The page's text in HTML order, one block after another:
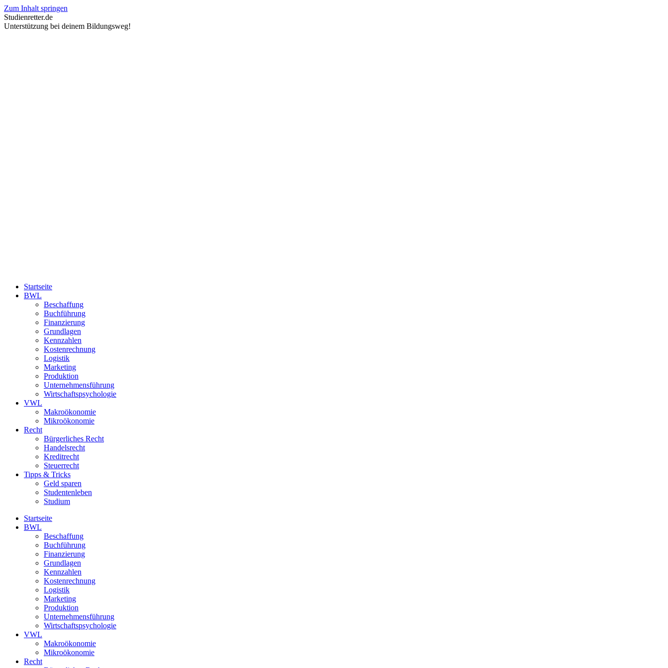
Zum Inhalt springen
Studienretter.de
Unterstützung bei deinem Bildungsweg!
Startseite
BWL
Beschaffung
Buchführung
Finanzierung
Grundlagen
Kennzahlen
Kostenrechnung
Logistik
Marketing
Produktion
Unternehmensführung
Wirtschaftspsychologie
VWL
Makroökonomie
Mikroökonomie
Recht
Bürgerliches Recht
Handelsrecht
Kreditrecht
Steuerrecht
Tipps & Tricks
Geld sparen
Studentenleben
Studium
Startseite
BWL
Beschaffung
Buchführung
Finanzierung
Grundlagen
Kennzahlen
Kostenrechnung
Logistik
Marketing
Produktion
Unternehmensführung
Wirtschaftspsychologie
VWL
Makroökonomie
Mikroökonomie
Recht